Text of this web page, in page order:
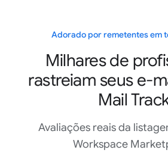
Adorado por remetentes em
Milhares de
rastreiam seus e-
Mail
Avaliações reais da
Workspace
e eu já estava funcionando.
Elle Martin
Google Workspace Marketplace
Mailtrack é uma extensão útil para o
quando seus emails são abertos. É